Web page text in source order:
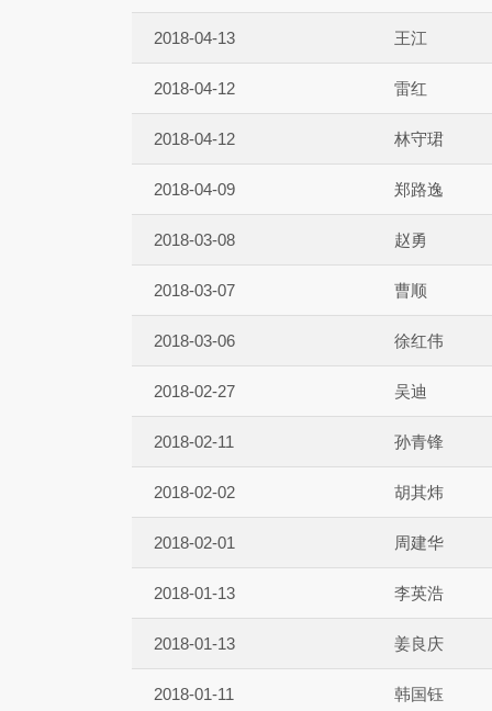
2018-04-13 王江
2018-04-12 雷红
2018-04-12 林守珺
2018-04-09 郑路逸
2018-03-08 赵勇
2018-03-07 曹顺
2018-03-06 徐红伟
2018-02-27 吴迪
2018-02-11 孙青锋
2018-02-02 胡其炜
2018-02-01 周建华
2018-01-13 李英浩
2018-01-13 姜良庆
2018-01-11 韩国钰